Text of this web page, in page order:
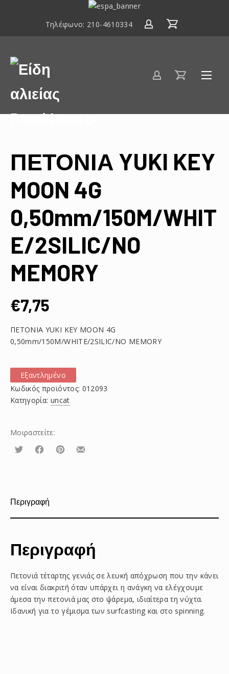
ΕΣΠΑ
2020
Τηλέφωνο: 210-4610334
Είδη
αλιείας
Poseidwnn.gr
ΠΕΤΟΝΙΑ YUKI KEY
MOON 4G
0,50mm/150M/WHIT
E/2SILIC/NO
MEMORY
€7,75
ΠΕΤΟΝΙΑ YUKI KEY MOON 4G
0,50mm/150M/WHITE/2SILIC/NO MEMORY
Εξαντλημένο
Κωδικός προϊόντος: 012093
Κατηγορία: uncat
Μοιραστείτε:
Τουίτα ΜοιραστείτεΜοιραστείτεΜοιραστείτε
Περιγραφή
Περιγραφή
Πετονιά τέταρτης γενιάς σε λευκή απόχρωση που την κάνει
να είναι διακριτή όταν υπάρχει η ανάγκη να ελέγχουμε
άμεσα την πετονιά μας στο ψάρεμα, ιδιαίτερα τη νύχτα.
Ιδανική για το γέμισμα των surfcasting και στο spinning.